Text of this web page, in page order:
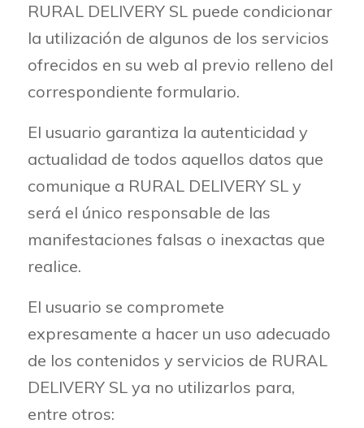
RURAL DELIVERY SL puede condicionar
la utilización de algunos de los servicios
ofrecidos en su web al previo relleno del
correspondiente formulario.
El usuario garantiza la autenticidad y
actualidad de todos aquellos datos que
comunique a RURAL DELIVERY SL y
será el único responsable de las
manifestaciones falsas o inexactas que
realice.
El usuario se compromete
expresamente a hacer un uso adecuado
de los contenidos y servicios de RURAL
DELIVERY SL ya no utilizarlos para,
entre otros: